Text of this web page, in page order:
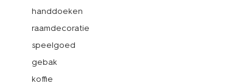
handdoeken
raamdecoratie
speelgoed
gebak
koffie